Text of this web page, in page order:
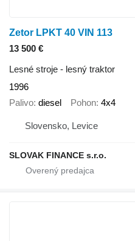
Zetor LPKT 40 VIN 113
13 500 €
Lesné stroje - lesný traktor
1996
Palivo diesel Pohon 4x4
Slovensko, Levice
SLOVAK FINANCE s.r.o.